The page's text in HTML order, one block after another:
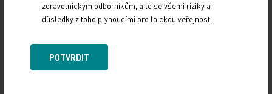
Zdroj: ČTK
Z REGIONŮ
Sdílejte článek
zdravotnickým odborníkům, a to se všemi riziky a
důsledky z toho plynoucími pro laickou veřejnost.
POTVRDIT